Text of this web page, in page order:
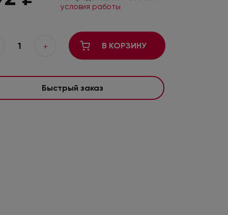
условия работы
1 + В КОРЗИНУ
Быстрый заказ